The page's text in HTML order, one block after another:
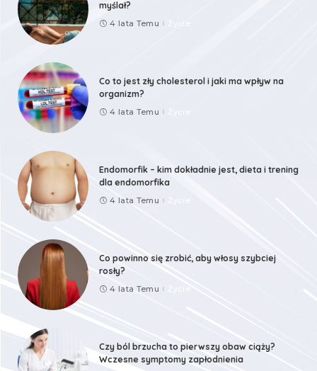
myślał?
4 lata Temu
Co to jest zły cholesterol i jaki ma wpływ na
organizm?
4 lata Temu
Endomorfik – kim dokładnie jest, dieta i trening
dla endomorfika
4 lata Temu
Co powinno się zrobić, aby włosy szybciej
rosły?
4 lata Temu
Czy ból brzucha to pierwszy obaw ciąży?
Wczesne symptomy zapłodnienia